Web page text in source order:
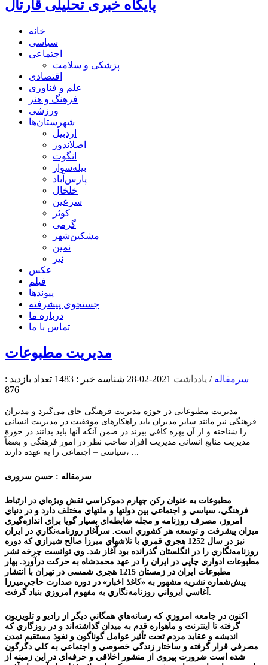
پایگاه خبری تحلیلی قارتال
خانه
سیاسی
اجتماعی
پزشکی و سلامت
اقتصادی
علم و فناوری
فرهنگ و هنر
ورزشی
شهرستان‌ها
اردبیل
اصلاندوز
انگوت
بیله‌سوار
پارس‌آباد
خلخال
سرعین
کوثر
گرمی
مشکین‌شهر
نمین
نیر
عکس
فیلم
پیوندها
جستجوی پیشرفته
درباره ما
تماس با ما
مدیریت مطبوعات
سرمقاله / یادداشت 2021-02-28 شناسه خبر : 1483
تعداد بازدید :
876
مدیریت مطبوعاتی در حوزه مدیریت فرهنگی جای می‌گیرد و مدیران
فرهنگی نیز مانند سایر مدیران باید راهکارهای موفقیت در مدیریت انسانی
را شناخته و از آن بهره کافی ببرند در ضمن آنکه آنها باید بدانند در حوزة
مدیریت منابع انسانی مدیریت افراد صاحب نظر در امور فرهنگی و بعضاً
سیاسی – اجتماعی را به عهده دارند، ...
سرمقاله : حسن سروری
مطبوعات به عنوان رکن چهارم دموکراسي نقش ويژه‌اي در ارتباط
فرهنگي، سياسي و اجتماعي بين دولتها و ملتهاي مختلف دارد و در دنياي
امروز، مصرف روزنامه و مجله ضابطه‌اي بسيار گويا براي اندازه‌گيري
ميزان پيشرفت و توسعه هر کشوري است. سرآغاز روزنامه‌نگاري در ايران
نيز در سال 1252 هجري قمري با تلاشهاي ميرزا صالح شيرازي که دوره
روزنامه‌نگاري را در انگلستان گذرانده بود آغاز شد. وي توانست چرخه نشر
مطبوعات ادواري چاپي در ايران را در عهد محمدشاه به حرکت درآورد. بهار
مطبوعات ايران در زمستان 1215 هجري شمسي در تهران با انتشار
پيش‌شماره نشريه مشهور به «کاغذ اخبار» در دوره صدارت حاجي‌ميرزا
آغاسي ايرواني روزنامه‌نگاري به مفهوم امروزي بنياد گرفت.
اکنون در جامعه امروزي که رسانه‌هاي همگاني ديگر از راديو و تلويزيون
گرفته تا اينترنت و ماهواره قدم به ميدان گذاشته‌اند و در روزگاري که
انديشه و عقايد مردم تحت تأثير عوامل گوناگون و نفوذ مستقيم تمدن
مصرفي قرار گرفته و ساختار زندگي خصوصي و اجتماعي به کلي دگرگون
شده است ضرورت پيروي از منشور اخلاقي و حرفه‌اي در اين زمينه از